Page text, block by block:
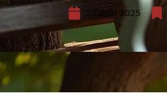
23 août 2025